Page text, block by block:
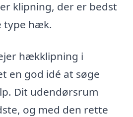
klipning, der er bedst
type hæk.
hækklipning i
en god idé at søge
Dit udendørsrum
og med den rette